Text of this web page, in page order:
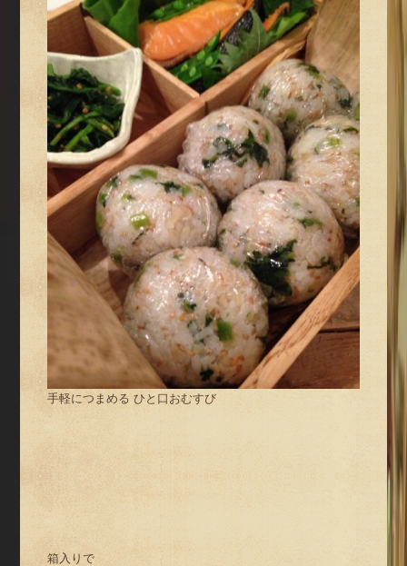
手軽につまめる ひと口おむすび
箱入りで